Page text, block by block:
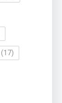
(17)